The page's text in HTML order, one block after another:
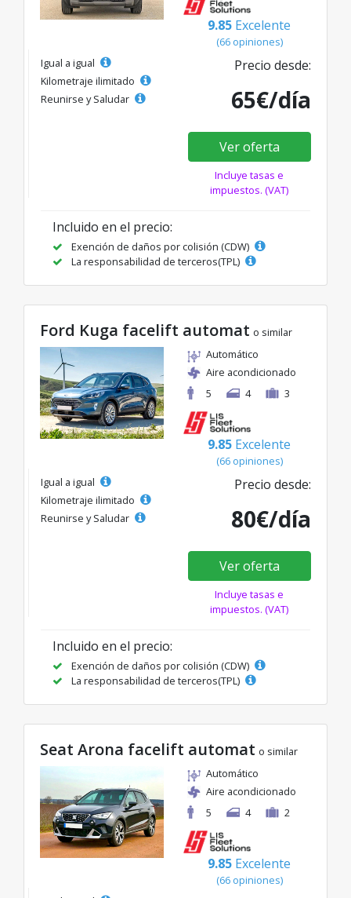
9.85 Excelente
(66 opiniones)
Igual a igual
Kilometraje ilimitado
Reunirse y Saludar
Precio desde:
65€/día
Ver oferta
Incluye tasas e
impuestos. (VAT)
Incluido en el precio:
Exención de daños por colisión (CDW)
La responsabilidad de terceros(TPL)
Ford Kuga facelift automat o similar
Automático
Aire acondicionado
5
4 3
9.85 Excelente
(66 opiniones)
Igual a igual
Kilometraje ilimitado
Reunirse y Saludar
Precio desde:
80€/día
Ver oferta
Incluye tasas e
impuestos. (VAT)
Incluido en el precio:
Exención de daños por colisión (CDW)
La responsabilidad de terceros(TPL)
Seat Arona facelift automat o similar
Automático
Aire acondicionado
5
4 2
9.85 Excelente
(66 opiniones)